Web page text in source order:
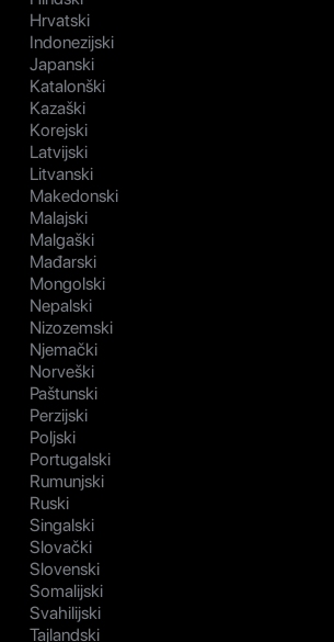
Hrvatski
Indonezijski
Japanski
Katalonški
Kazaški
Korejski
Latvijski
Litvanski
Makedonski
Malajski
Malgaški
Mađarski
Mongolski
Nepalski
Nizozemski
Njemački
Norveški
Paštunski
Perzijski
Poljski
Portugalski
Rumunjski
Ruski
Singalski
Slovački
Slovenski
Somalijski
Svahilijski
Tajlandski